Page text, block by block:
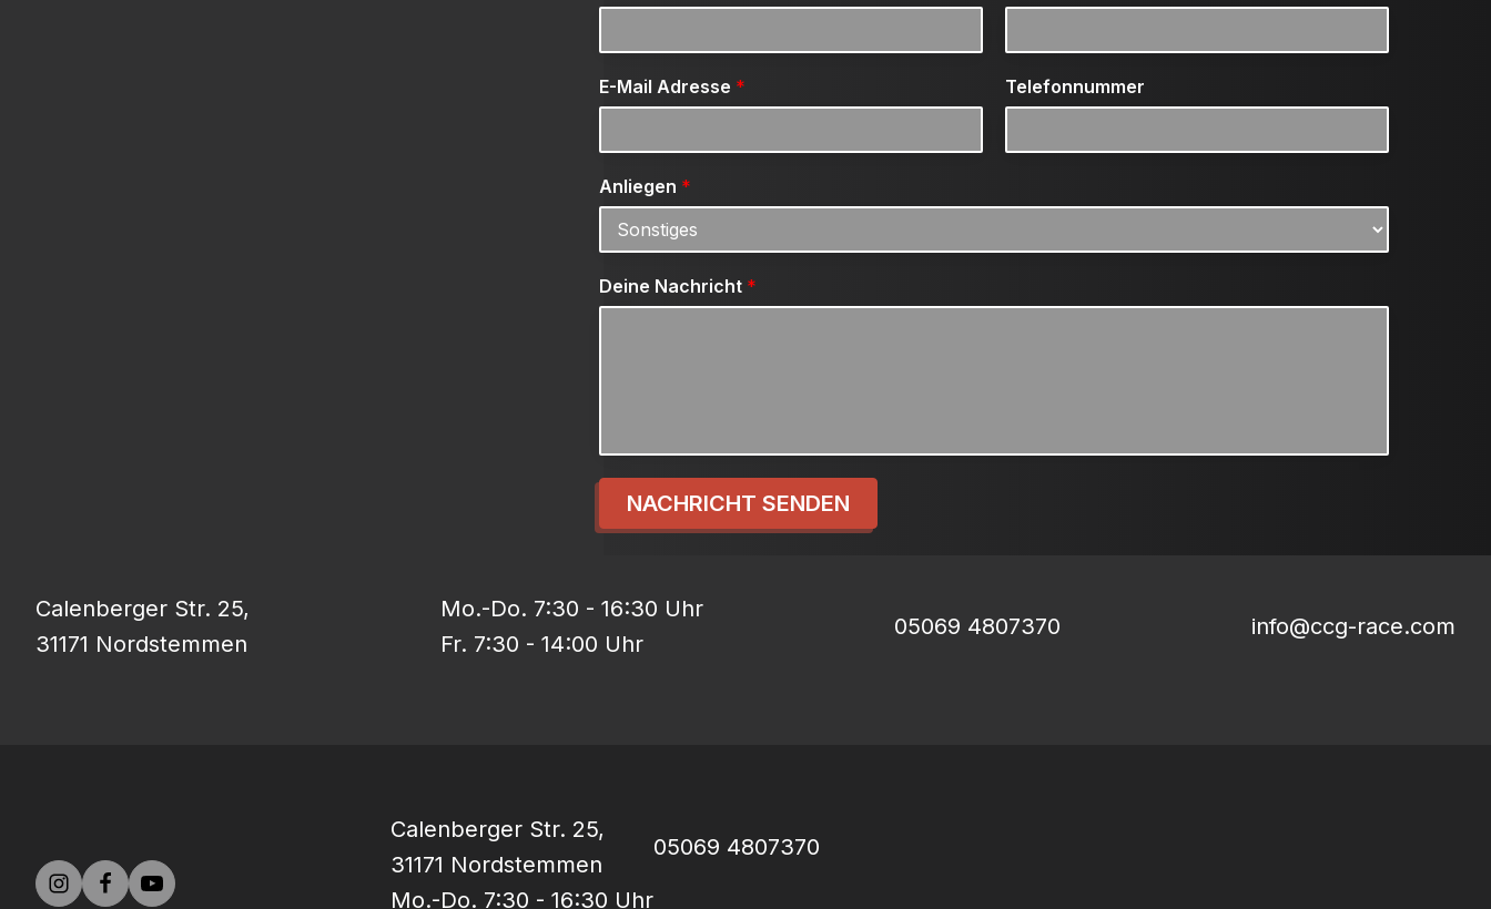
E-Mail Adresse * Telefonnummer
Anliegen *
Deine Nachricht *
NACHRICHT SENDEN
Calenberger Str. 25,
31171 Nordstemmen
Mo.-Do. 7:30 - 16:30 Uhr
Fr. 7:30 - 14:00 Uhr
05069 4807370 info@ccg-race.com
Calenberger Str. 25,
31171 Nordstemmen
Mo.-Do. 7:30 - 16:30 Uhr
05069 4807370